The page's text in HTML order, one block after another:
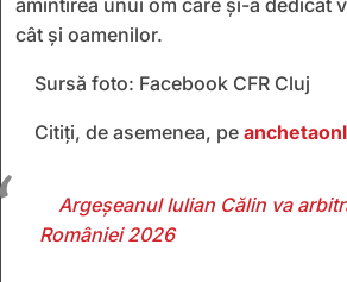
cât și oamenilor.
Sursă foto: Facebook CFR Cluj
Citiți, de asemenea, pe
Argeșeanul Iulian Călin va
României 2026